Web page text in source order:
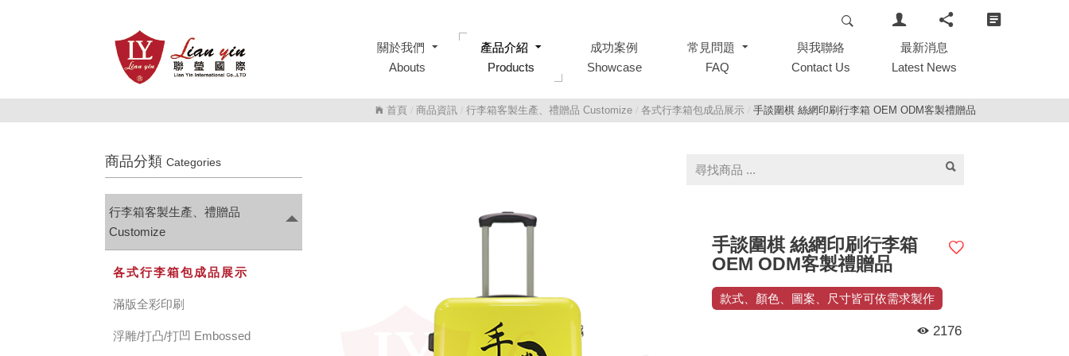
關於我們
Abouts
關於我們
Abouts
產品介紹
Products
產品介紹
Products
成功案例
Showcase
成功案例
Showcase
常見問題
FAQ
常見問題
FAQ
與我聯絡
Contact Us
與我聯絡
Contact Us
最新消息
Latest News
最新消息
Latest News
首頁 商品資訊 行李箱客製生產、禮贈品 Customize 各式行李箱包成品展示 手談圍棋 絲網印刷行李箱 OEM ODM客製禮贈品
商品分類 Categories
行李箱客製生產、禮贈品
Customize
各式行李箱包成品展示
滿版全彩印刷
浮雕/打凸/打凹 Embossed
手談圍棋 絲網印刷行李箱
OEM ODM客製禮贈品
款式、顏色、圖案、尺寸皆可依需求製作
2176